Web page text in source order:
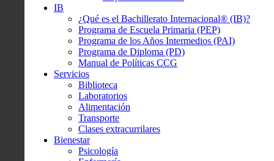
IB
¿Qué es el Bachillerato Internacional® (IB)?
Programa de Escuela Primaria (PEP)
Programa de los Años Intermedios (PAI)
Programa de Diploma (PD)
Manual de Políticas CCG
Servicios
Biblioteca
Laboratorios
Alimentación
Transporte
Clases extracurrilares
Bienestar
Psicología